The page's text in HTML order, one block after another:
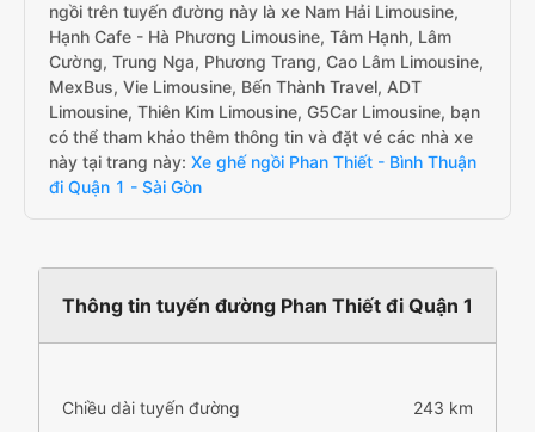
ngồi trên tuyến đường này là xe Nam Hải Limousine,
Hạnh Cafe - Hà Phương Limousine, Tâm Hạnh, Lâm
Cường, Trung Nga, Phương Trang, Cao Lâm Limousine,
MexBus, Vie Limousine, Bến Thành Travel, ADT
Limousine, Thiên Kim Limousine, G5Car Limousine, bạn
có thể tham khảo thêm thông tin và đặt vé các nhà xe
này tại trang này: Xe ghế ngồi Phan Thiết - Bình Thuận
đi Quận 1 - Sài Gòn
Thông tin tuyến đường Phan Thiết đi Quận 1
Chiều dài tuyến đường 243 km